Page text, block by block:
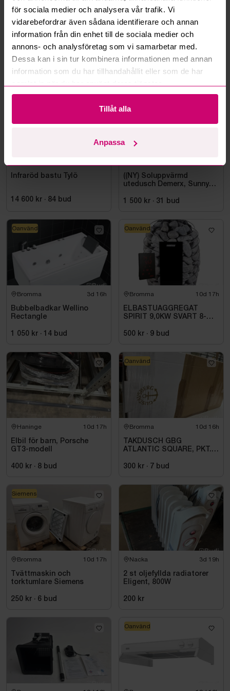
för sociala medier och analysera vår trafik. Vi
vidarebefordrar även sådana identifierare och annan
information från din enhet till de sociala medier och
annons- och analysföretag som vi samarbetar med.
Dessa kan i sin tur kombinera informationen med annan
information som du har tillhandahållit eller som de har
Tillåt alla
Anpassa
Läs fler frågor och svar
Mer från samma kategori
Infraröd bastu Tylö
14 600 kr · 84 bud
((NY) Soluppvärmd
utedusch Demerx, Sunny
1 500 kr · 31 bud
Bromma 3d 16h
Bubbelbadkar Wellino
Rectangle
1 050 kr · 14 bud
Oanvänd
Bromma 10d 17h
ELBASTUAGGREGAT
SPIRIT 9,0KW SVART 8-
INKL. XENIO WIFI
500 kr · 9 bud
Oanvänd
Haninge 10d 17h
Elbil för barn, Porsche
GT3-modell
400 kr · 8 bud
Bromma 10d 16h
TAKDUSCH GBG
ATLANTIC SQUARE, PKT.
KROM
300 kr · 7 bud
Oanvänd
Bromma 10d 17h
Tvättmaskin och
torktumlare Siemens
250 kr · 6 bud
Siemens
Nacka 3d 19h
2 st oljefyllda radiatorer
Eligent, 800W
200 kr
Oanvänd